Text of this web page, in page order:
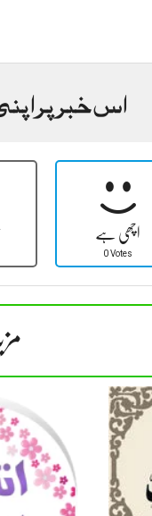
اس خبر پر
اچھی ہے
0 Votes